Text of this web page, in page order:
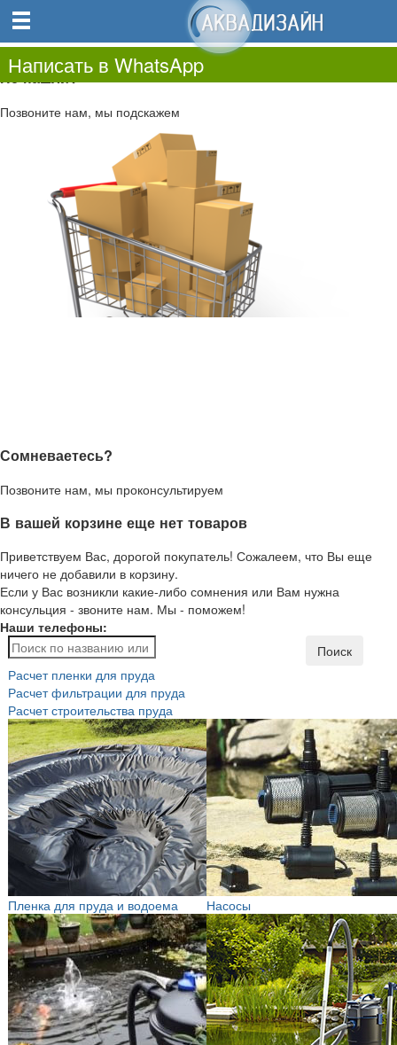
0.00
0
Не нашли?
Позвоните нам, мы подскажем
Сомневаетесь?
Позвоните нам, мы проконсультируем
В вашей корзине еще нет товаров
Приветствуем Вас, дорогой покупатель! Сожалеем, что Вы еще
ничего не добавили в корзину.
Если у Вас возникли какие-либо сомнения или Вам нужна
консульция - звоните нам. Мы - поможем!
Наши телефоны:
Написать в WhatsApp
Поиск
Расчет пленки для пруда
Расчет фильтрации для пруда
Расчет строительства пруда
Пленка для пруда и водоема Насосы